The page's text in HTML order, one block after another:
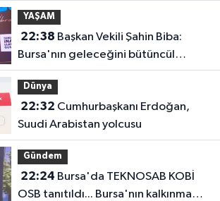
YAŞAM
22:38
Bursa'nın geleceğini bütüncül
anlayışla planlıyoruz
Dünya
22:32
Suudi Arabistan yolcusu
Gündem
22:24
OSB tanıtıldı... Bursa'nın kalkınma